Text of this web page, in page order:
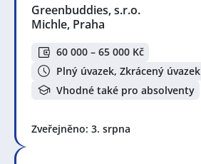
Greenbuddies, s.r.o.
Michle, Praha
60 000 – 65 000 Kč
Plný úvazek, Zkrácený úvazek
Vhodné také pro absolventy
Zveřejněno: 3. srpna